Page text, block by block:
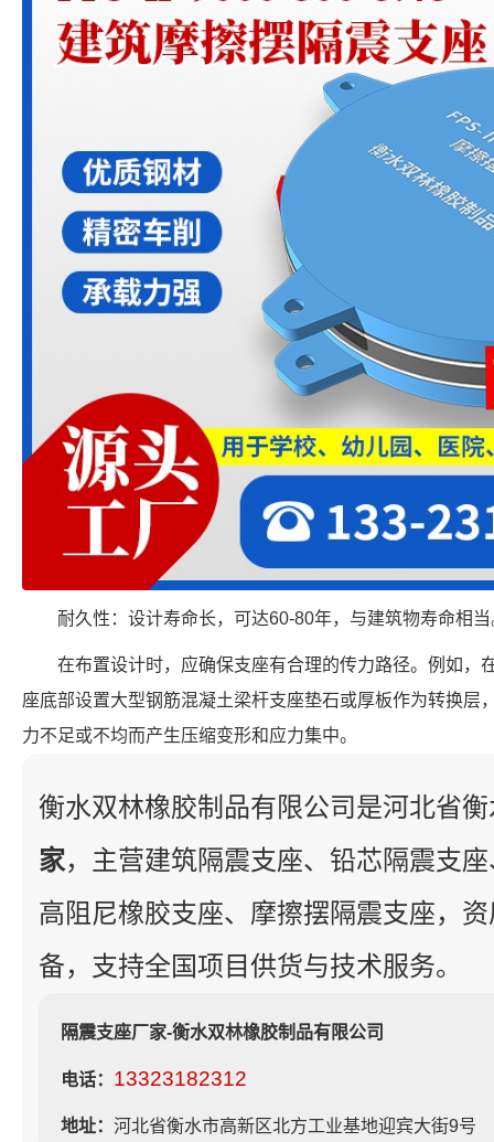
耐久性：设计寿命长，可达60-80年，与建筑物寿命相当
在布置设计时，应确保支座有合理的传力路径。例如，
座底部设置大型钢筋混凝土梁杆支座垫石或厚板作为转换层
力不足或不均而产生压缩变形和应力集中。
衡水双林橡胶制品有限公司是河北省
家，主营建筑隔震支座、铅芯隔震支
高阻尼橡胶支座、摩擦摆隔震支座，
备，支持全国项目供货与技术服务。
隔震支座厂家-衡水双林橡胶制品有限公司
电话： 13323182312
地址： 河北省衡水市高新区北方工业基地迎宾大街9号